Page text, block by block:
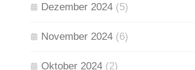
Dezember 2024 (5)
November 2024 (6)
Oktober 2024 (2)